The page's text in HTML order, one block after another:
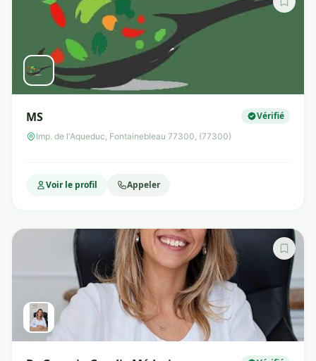
MS Vérifié
Imp. de l'Aqueduc, Fontainebleau 77300, (77300)
Voir le profil Appeler